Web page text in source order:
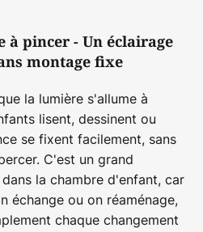
à pincer - Un éclairage
montage fixe
la lumière s'allume à
lisent, dessinent ou
se fixent facilement, sans
C'est un grand
la chambre d'enfant, car
échange ou on réaménage,
chaque changement